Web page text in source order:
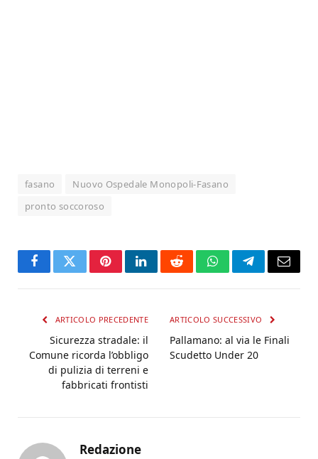
fasano
Nuovo Ospedale Monopoli-Fasano
pronto soccoroso
FacebookTwitterPinterestLinkedInRedditWhatsAppTelegramEmail
ARTICOLO PRECEDENTE
Sicurezza stradale: il
Comune ricorda l’obbligo
di pulizia di terreni e
fabbricati frontisti
ARTICOLO SUCCESSIVO
Pallamano: al via le Finali
Scudetto Under 20
Redazione